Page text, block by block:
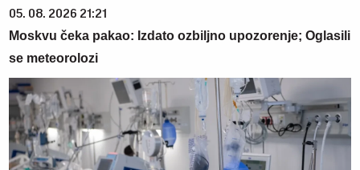
05. 08. 2026 21:21
Moskvu čeka pakao: Izdato ozbiljno upozorenje; Oglasili
se meteorolozi